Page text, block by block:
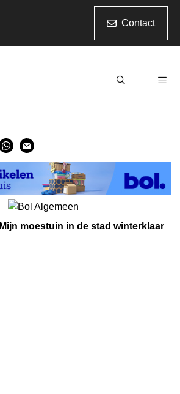
Contact
Mijn moestuin in de stad winterklaar